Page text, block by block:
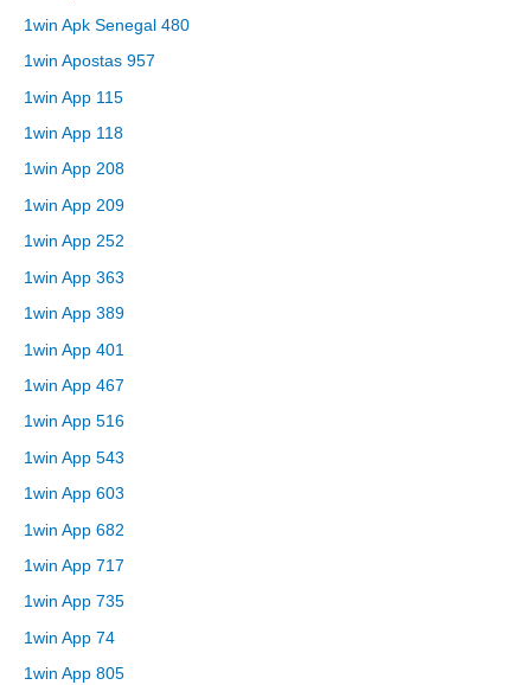
1win Apk Senegal 480
1win Apostas 957
1win App 115
1win App 118
1win App 208
1win App 209
1win App 252
1win App 363
1win App 389
1win App 401
1win App 467
1win App 516
1win App 543
1win App 603
1win App 682
1win App 717
1win App 735
1win App 74
1win App 805